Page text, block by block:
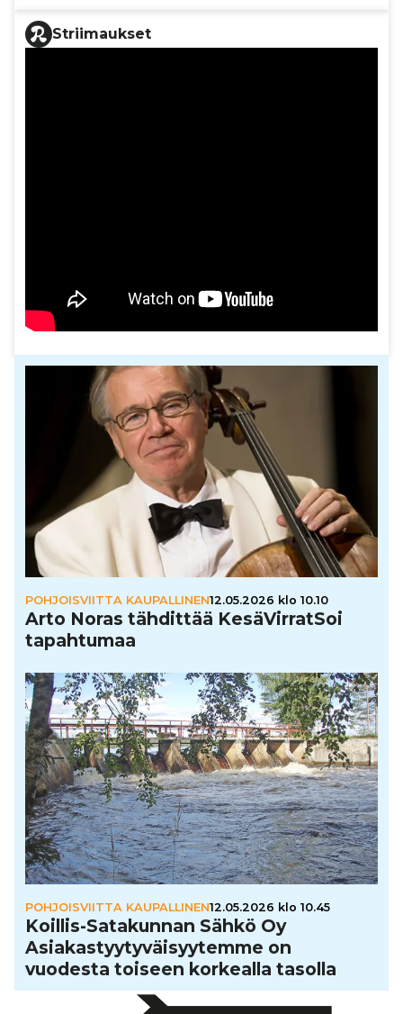
Striimaukset
POHJOISVIITTA KAUPALLINEN12.05.2026 klo 10.10
Arto Noras tähdittää Kesä­Vir­rat­Soi
tapah­tu­maa
POHJOISVIITTA KAUPALLINEN12.05.2026 klo 10.45
Koillis-Sata­kun­nan Sähkö Oy
Asi­a­kas­tyy­ty­väi­syy­temme on
vuodesta toiseen korkealla tasolla